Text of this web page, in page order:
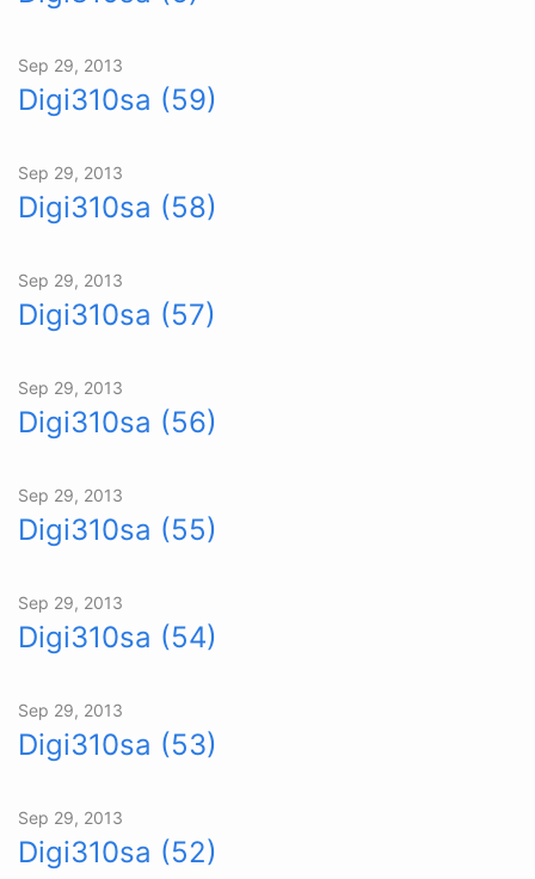
Sep 29, 2013
Digi310sa (59)
Sep 29, 2013
Digi310sa (58)
Sep 29, 2013
Digi310sa (57)
Sep 29, 2013
Digi310sa (56)
Sep 29, 2013
Digi310sa (55)
Sep 29, 2013
Digi310sa (54)
Sep 29, 2013
Digi310sa (53)
Sep 29, 2013
Digi310sa (52)